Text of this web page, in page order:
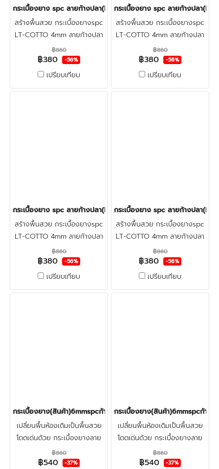
กระเบื้องยาง spc ลายก้างปลา(LT COTTO-Lycan) 380฿(สินค้า)
สร้างพื้นสวย กระเบื้องยางspc
LT-COTTO 4mm ลายก้างปลา
สวยงามโดดเด่น-แข็งแรง กัน
น้ำ&กันปลวก พื้นspcลายก้าง
ปลาระบบคลิกล็อค ปูทับพื้นเดิม-
฿860
฿380 -56%
เปรียบเทียบ
กระเบื้องยาง spc ลายก้างปลา(LT
สร้างพื้นสวย กระเบื้องยางspc
LT-COTTO 4mm ลายก้างปลา
สวยงามโดดเด่น-แข็งแรง กัน
น้ำ&กันปลวก พื้นspcลายก้าง
ปลาระบบคลิกล็อค ปูทับพื้นเดิม-
฿860
฿380 -56%
เปรียบเทียบ
กระเบื้องยาง spc ลายก้างปลา(LT COTTO-Lagoon) 380฿(สินค้า)
สร้างพื้นสวย กระเบื้องยางspc
LT-COTTO 4mm ลายก้างปลา
สวยงามโดดเด่น-แข็งแรง กัน
น้ำ&กันปลวก พื้นspcลายก้าง
ปลาระบบคลิกล็อค ปูทับพื้นเดิม-
฿860
฿380 -56%
เปรียบเทียบ
กระเบื้องยาง spc ลายก้างปลา
สร้างพื้นสวย กระเบื้องยางspc
LT-COTTO 4mm ลายก้างปลา
สวยงามโดดเด่น-แข็งแรง กัน
น้ำ&กันปลวก พื้นspcลายก้าง
ปลาระบบคลิกล็อค ปูทับพื้นเดิม-
฿860
฿380 -56%
เปรียบเทียบ
กระเบื้องยาง(สินค้า)6mmspcก้างปลา(ฺBEIGE) ราคา540บาท
เปลี่ยนพื้นห้องเดิมเป็นพื้นสวย
โดดเด่นด้วย กระเบื้องยางลาย
ก้างปลาspc6มิล ทำจากไวนิล
ผสมหิน สวยงามแข็งแรง ผิว
฿860
฿540 -37%
กระเบื้องยาง(สินค้า)6mmspcก้างป
เปลี่ยนพื้นห้องเดิมเป็นพื้นสวย
โดดเด่นด้วย กระเบื้องยางลาย
ก้างปลาspc6มิล ทำจากไวนิล
ผสมหิน สวยงามแข็งแรง ผิว
฿860
฿540 -37%